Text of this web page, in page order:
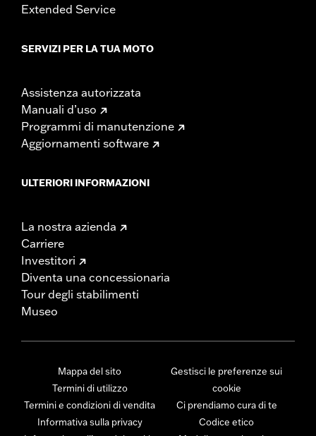
Extended Service
SERVIZI PER LA TUA MOTO
Assistenza autorizzata
Manuali d’uso
Programmi di manutenzione
Aggiornamenti software
ULTERIORI INFORMAZIONI
La nostra azienda
Carriere
Investitori
Diventa una concessionaria
Tour degli stabilimenti
Museo
Mappa del sito
Termini di utilizzo
Termini e condizioni di vendita
Informativa sulla privacy
Gestisci le preferenze sui
cookie
Ci prendiamo cura di te
Codice etico